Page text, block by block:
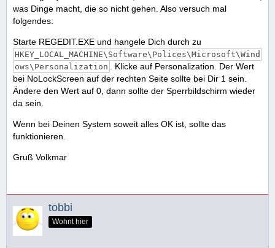
was Dinge macht, die so nicht gehen. Also versuch mal
folgendes:
Starte REGEDIT.EXE und hangele Dich durch zu
HKEY_LOCAL_MACHINE\Software\Polices\Microsoft\Wind
ows\Personalization
. Klicke auf Personalization. Der Wert
bei NoLockScreen auf der rechten Seite sollte bei Dir 1 sein.
Ändere den Wert auf 0, dann sollte der Sperrbildschirm wieder
da sein.
Wenn bei Deinen System soweit alles OK ist, sollte das
funktionieren.
Gruß Volkmar
tobbi
Wohnt hier